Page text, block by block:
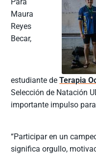
Maura
Reyes
Becar,
estudiante deTerapia
Selección de Natación
importante impulso
“Participar en un
significa orgullo,